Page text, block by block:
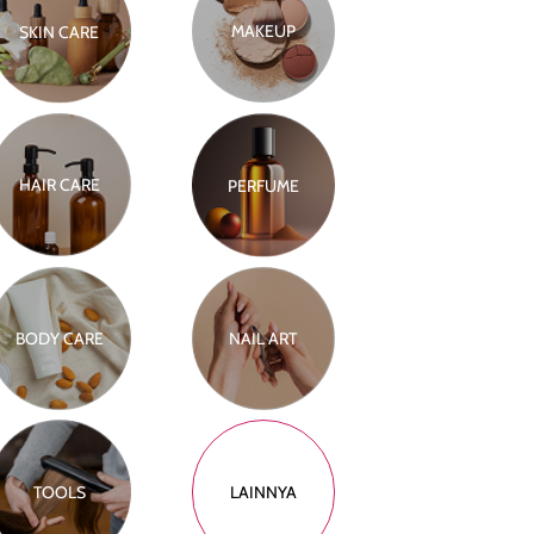
SKIN CARE MAKEUP
HAIR CARE PERFUME
BODY CARE NAIL ART
TOOLS LAINNYA